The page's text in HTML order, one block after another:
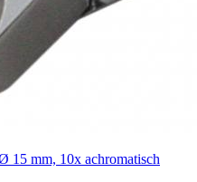
15 mm, 10x achromatisch